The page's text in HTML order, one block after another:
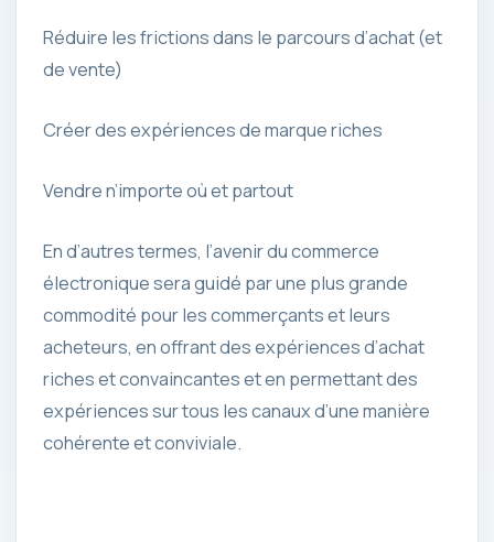
Réduire les frictions dans le parcours d’achat (et
de vente)
Créer des expériences de marque riches
Vendre n’importe où et partout
En d’autres termes, l’avenir du commerce
électronique sera guidé par une plus grande
commodité pour les commerçants et leurs
acheteurs, en offrant des expériences d’achat
riches et convaincantes et en permettant des
expériences sur tous les canaux d’une manière
cohérente et conviviale.